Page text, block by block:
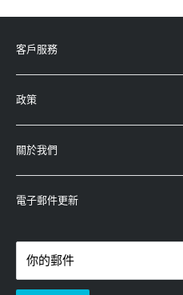
客戶服務
服務中心地址
產品註冊
產品保養及條款
查詢
-Whatsapp：5743-0733
-電郵：enquiry@winco.com.hk
政策
退款政策
運輸政策
條款及條件
隱私權政策
關於我們
永高(太平洋)有限公司
(香港/澳門總代理)
電子郵件更新
你的郵件